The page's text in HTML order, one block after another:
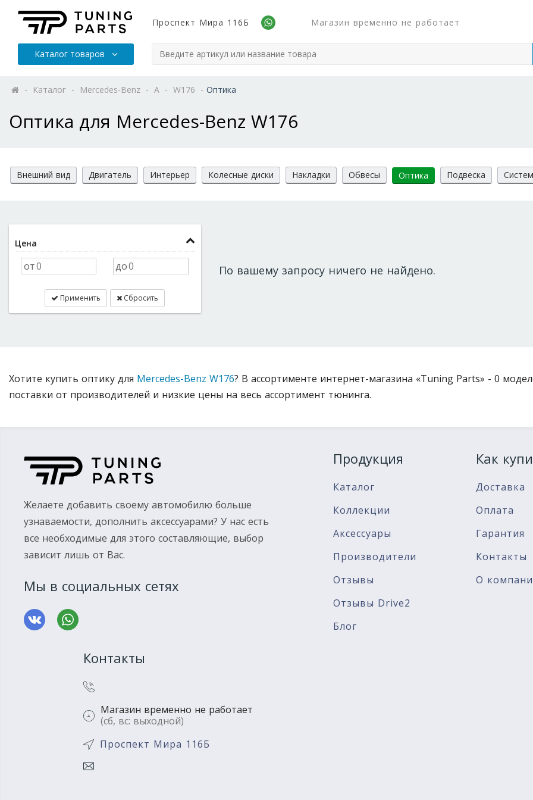
Проспект Мира 116Б Магазин временно не работает
Каталог товаров
- Каталог - Mercedes-Benz - A - W176 - Оптика
Оптика для Mercedes-Benz W176
Внешний вид Двигатель Интерьер Колесные диски Накладки Обвесы Оптика Подвеска
Цена
Применить Сбросить
По вашему запросу ничего не найдено.
Хотите купить оптику для Mercedes-Benz W176? В ассортименте интернет-магазина «Tuning Parts» - 0
поставки от производителей и низкие цены на весь ассортимент тюнинга.
Желаете добавить своему автомобилю больше
узнаваемости, дополнить аксессуарами? У нас есть
все необходимые для этого составляющие, выбор
зависит лишь от Вас.
Мы в социальных сетях
Продукция
Каталог
Коллекции
Аксессуары
Производители
Отзывы
Отзывы Drive2
Блог
Как
Доставка
Оплата
Гарантия
Контакты
О
Контакты
Магазин временно не работает
(сб, вс: выходной)
Проспект Мира 116Б